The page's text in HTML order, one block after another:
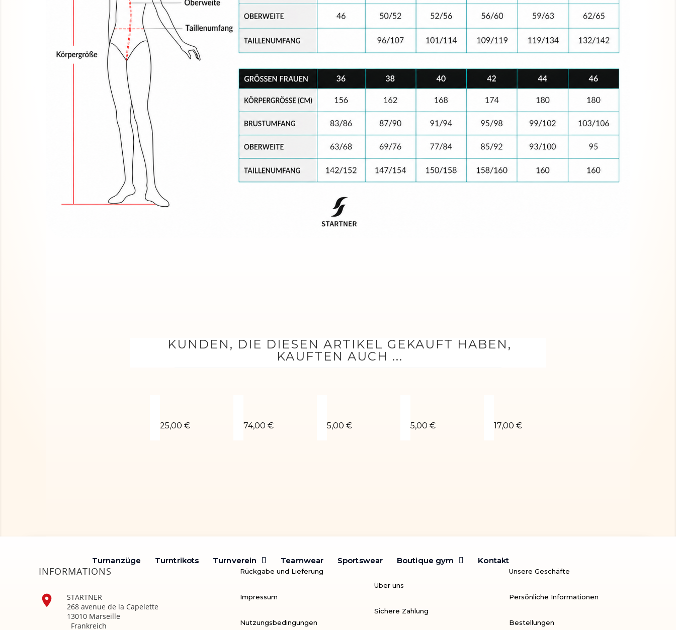
KUNDEN, DIE DIESEN ARTIKEL GEKAUFT HABEN,
KAUFTEN AUCH ...
25,00 € 74,00 € 5,00 € 5,00 € 17,00 €
Turnanzüge Turntrikots Turnverein Teamwear Sportswear Boutique gym Kontakt
Turnanzüge Turntrikots Turnverein Teamwear Sportswear Boutique gym Kontakt
INFORMATIONS

STARTNER
268 avenue de la Capelette
13010 Marseille
Frankreich
Rückgabe und Lieferung
Impressum
Nutzungsbedingungen
Über uns
Sichere Zahlung
Unsere Geschäfte
Persönliche Informationen
Bestellungen